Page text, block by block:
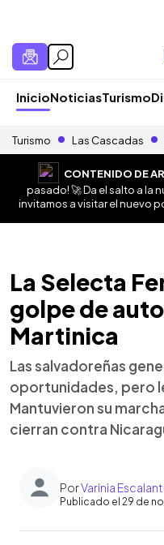
InicioNoticiasTurismo
Turismo Las Cascadas
CONTENIDO DE
pasado! 🚀 Da el salto a la
invitamos a visitar el nuevo
La Selecta
golpe de
Martinica
Las salvadoreñas
oportunidades, pero
Mantuvieron su
cierran contra
PorVarinia
Publicado el 29 de